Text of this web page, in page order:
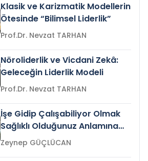
Klasik ve Karizmatik Modellerin
Ötesinde “Bilimsel Liderlik”
Prof.Dr. Nevzat TARHAN
Nöroliderlik ve Vicdani Zekâ:
Geleceğin Liderlik Modeli
Prof.Dr. Nevzat TARHAN
İşe Gidip Çalışabiliyor Olmak
Sağlıklı Olduğunuz Anlamına
Gelir mi?Zeynep GÜÇLÜCAN